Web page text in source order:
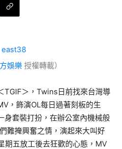
娛樂 授權轉載）
TGIF＞，Twins日前找來台灣導
，飾演OL每日過著刻板的生
身套裝打扮，在辦公室內機械般
難掩興奮之情，演起來大叫好
期五放工後去狂歡的心態，MV